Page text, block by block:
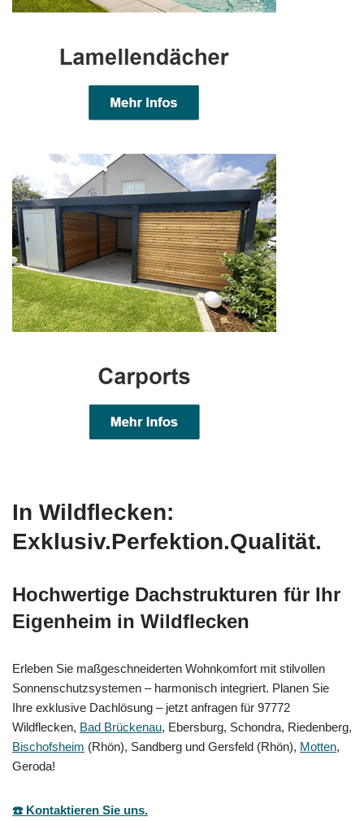
In Wildflecken:
Exklusiv.Perfektion.Qualität.
Hochwertige Dachstrukturen für Ihr
Eigenheim in Wildflecken
Erleben Sie maßgeschneiderten Wohnkomfort mit stilvollen
Sonnenschutzsystemen – harmonisch integriert. Planen Sie
Ihre exklusive Dachlösung – jetzt anfragen für 97772
Wildflecken, Bad Brückenau, Ebersburg, Schondra, Riedenberg,
Bischofsheim (Rhön), Sandberg und Gersfeld (Rhön), Motten,
Geroda!
☎️ Kontaktieren Sie uns.